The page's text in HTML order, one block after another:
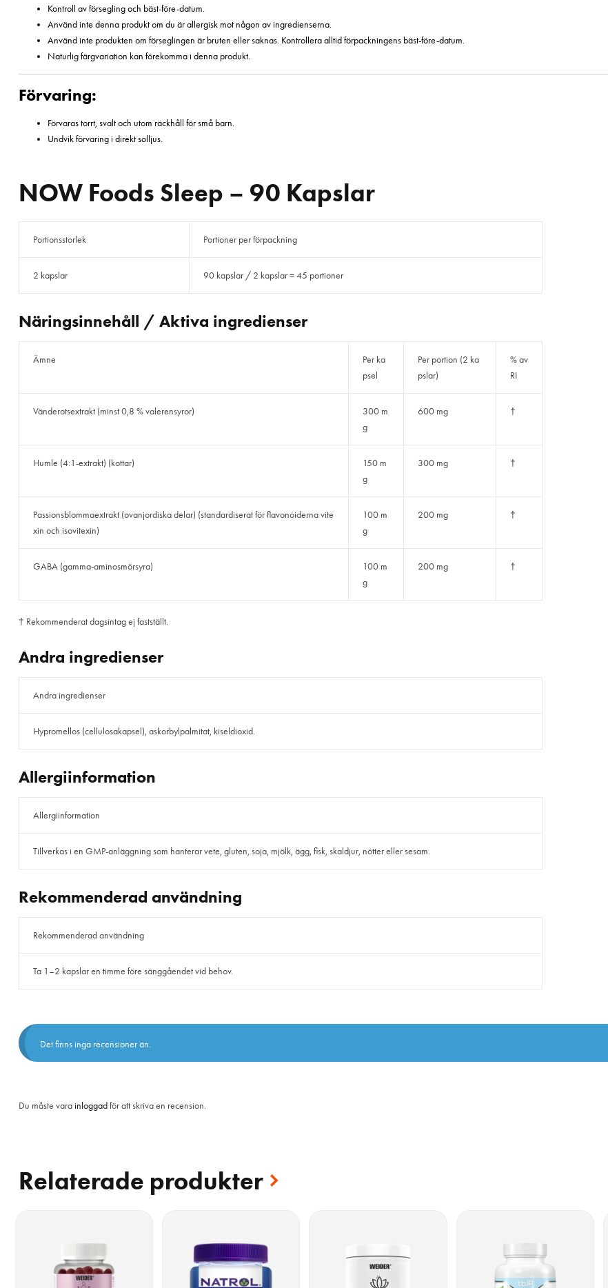
Kontroll av försegling och bäst-före-datum.
Använd inte denna produkt om du är allergisk mot någon av ingredienserna.
Använd inte produkten om förseglingen är bruten eller saknas. Kontrollera alltid förpackningens bäst-före-datum.
Naturlig färgvariation kan förekomma i denna produkt.
Förvaring:
Förvaras torrt, svalt och utom räckhåll för små barn.
Undvik förvaring i direkt solljus.
NOW Foods Sleep – 90 Kapslar
Portionsstorlek Portioner per förpackning
2 kapslar 90 kapslar / 2 kapslar = 45 portioner
Näringsinnehåll / Aktiva ingredienser
Ämne
Per ka
psel
Per portion (2 ka
pslar)
% av
RI
Vänderotsextrakt (minst 0,8 % valerensyror)
300 m
g
600 mg †
Humle (4:1-extrakt) (kottar)
150 m
g
300 mg †
Passionsblommaextrakt (ovanjordiska delar) (standardiserat för flavonoiderna vite
xin och isovitexin)
100 m
g
200 mg †
GABA (gamma-aminosmörsyra)
100 m
g
200 mg †
† Rekommenderat dagsintag ej fastställt.
Andra ingredienser
Andra ingredienser
Hypromellos (cellulosakapsel), askorbylpalmitat, kiseldioxid.
Allergiinformation
Allergiinformation
Tillverkas i en GMP-anläggning som hanterar vete, gluten, soja, mjölk, ägg, fisk, skaldjur, nötter eller sesam.
Rekommenderad användning
Rekommenderad användning
Ta 1–2 kapslar en timme före sänggåendet vid behov.
Det finns inga recensioner än.
Du måste varainloggadför att skriva en recension.
Relaterade produkter